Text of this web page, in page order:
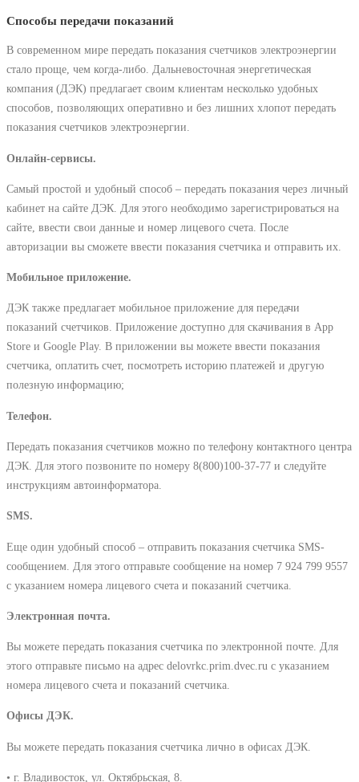
Способы передачи показаний
В современном мире передать показания счетчиков электроэнергии
стало проще, чем когда-либо. Дальневосточная энергетическая
компания (ДЭК) предлагает своим клиентам несколько удобных
способов, позволяющих оперативно и без лишних хлопот передать
показания счетчиков электроэнергии.
Онлайн-сервисы.
Самый простой и удобный способ – передать показания через личный
кабинет на сайте ДЭК. Для этого необходимо зарегистрироваться на
сайте, ввести свои данные и номер лицевого счета. После
авторизации вы сможете ввести показания счетчика и отправить их.
Мобильное приложение.
ДЭК также предлагает мобильное приложение для передачи
показаний счетчиков. Приложение доступно для скачивания в App
Store и Google Play. В приложении вы можете ввести показания
счетчика, оплатить счет, посмотреть историю платежей и другую
полезную информацию;
Телефон.
Передать показания счетчиков можно по телефону контактного центра
ДЭК. Для этого позвоните по номеру 8(800)100-37-77 и следуйте
инструкциям автоинформатора.
SMS.
Еще один удобный способ – отправить показания счетчика SMS-
сообщением. Для этого отправьте сообщение на номер 7 924 799 9557
с указанием номера лицевого счета и показаний счетчика.
Электронная почта.
Вы можете передать показания счетчика по электронной почте. Для
этого отправьте письмо на адрес delovrkc.prim.dvec.ru с указанием
номера лицевого счета и показаний счетчика.
Офисы ДЭК.
Вы можете передать показания счетчика лично в офисах ДЭК.
• г. Владивосток, ул. Октябрьская, 8.